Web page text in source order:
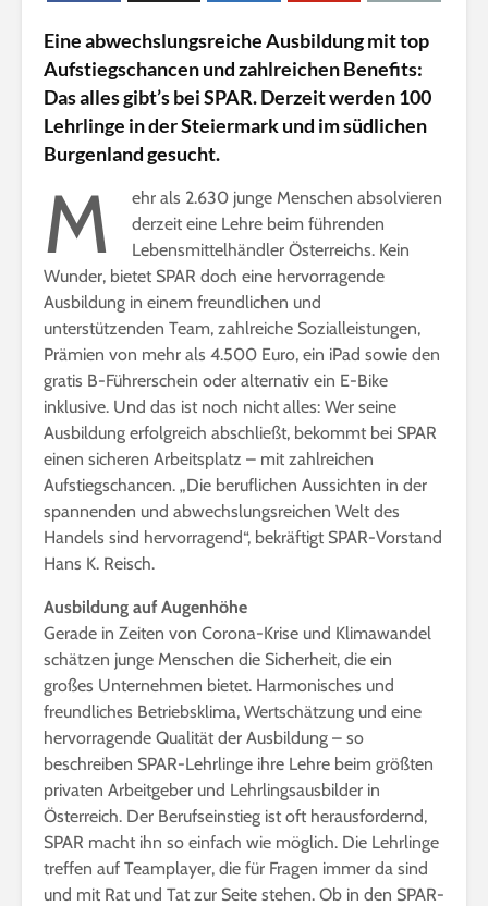
Eine abwechslungsreiche Ausbildung mit top
Aufstiegschancen und zahlreichen Benefits:
Das alles gibt’s bei SPAR. Derzeit werden 100
Lehrlinge in der Steiermark und im südlichen
Burgenland gesucht.
M
ehr als 2.630 junge Menschen absolvieren
derzeit eine Lehre beim führenden
Lebensmittelhändler Österreichs. Kein
Wunder, bietet SPAR doch eine hervorragende
Ausbildung in einem freundlichen und
unterstützenden Team, zahlreiche Sozialleistungen,
Prämien von mehr als 4.500 Euro, ein iPad sowie den
gratis B-Führerschein oder alternativ ein E-Bike
inklusive. Und das ist noch nicht alles: Wer seine
Ausbildung erfolgreich abschließt, bekommt bei SPAR
einen sicheren Arbeitsplatz – mit zahlreichen
Aufstiegschancen. „Die beruflichen Aussichten in der
spannenden und abwechslungsreichen Welt des
Handels sind hervorragend“, bekräftigt SPAR-Vorstand
Hans K. Reisch.
Ausbildung auf Augenhöhe
Gerade in Zeiten von Corona-Krise und Klimawandel
schätzen junge Menschen die Sicherheit, die ein
großes Unternehmen bietet. Harmonisches und
freundliches Betriebsklima, Wertschätzung und eine
hervorragende Qualität der Ausbildung – so
beschreiben SPAR-Lehrlinge ihre Lehre beim größten
privaten Arbeitgeber und Lehrlingsausbilder in
Österreich. Der Berufseinstieg ist oft herausfordernd,
SPAR macht ihn so einfach wie möglich. Die Lehrlinge
treffen auf Teamplayer, die für Fragen immer da sind
und mit Rat und Tat zur Seite stehen. Ob in den SPAR-